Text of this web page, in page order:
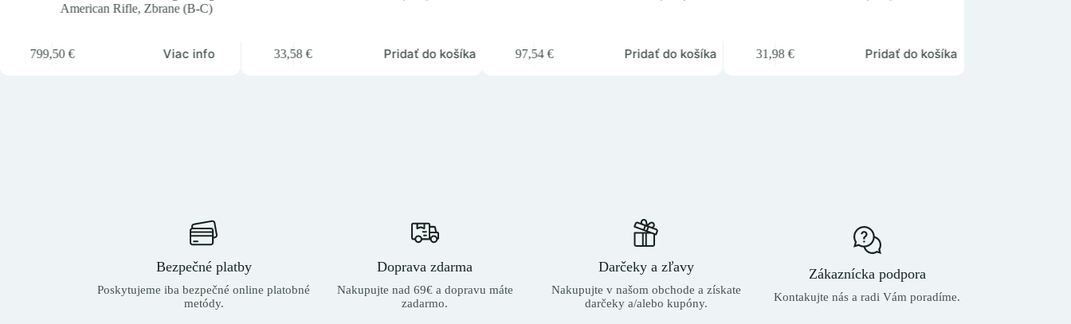
American Rifle, Zbrane (B-C)
799,50€ Viac info 33,58€ Pridať do košíka 97,54€ Pridať do košíka 31,98€ Pridať do košíka
Bezpečné platby
Poskytujeme iba bezpečné online platobné
metódy.
Doprava zdarma
Nakupujte nad 69€ a dopravu máte
zadarmo.
Darčeky a zľavy
Nakupujte v našom obchode a získate
darčeky a/alebo kupóny.
Zákaznícka podpora
Kontakujte nás a radi Vám poradíme.